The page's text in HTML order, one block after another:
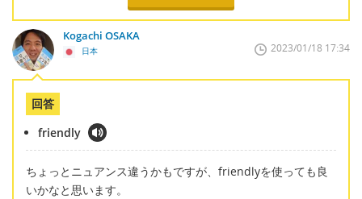
Kogachi OSAKA
日本 2023/01/18 17:34
回答
friendly
ちょっとニュアンス違うかもですが、friendlyを使っても良
いかなと思います。